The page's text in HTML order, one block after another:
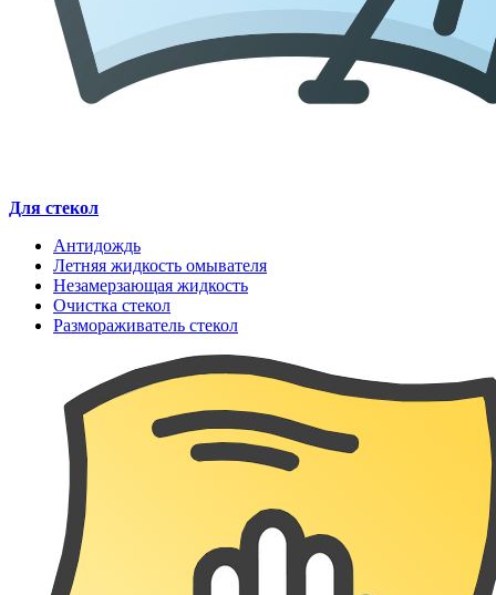
Для стекол
Антидождь
Летняя жидкость омывателя
Незамерзающая жидкость
Очистка стекол
Размораживатель стекол